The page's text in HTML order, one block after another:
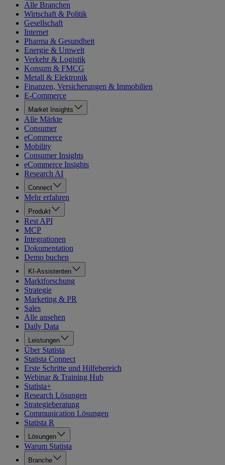
Alle Branchen
Wirtschaft & Politik
Gesellschaft
Internet
Pharma & Gesundheit
Energie & Umwelt
Verkehr & Logistik
Konsum & FMCG
Metall & Elektronik
Finanzen, Versicherungen & Immobilien
E-Commerce
Market Insights
Alle Märkte
Consumer
eCommerce
Mobility
Consumer Insights
eCommerce Insights
Research AI
Connect
Mehr erfahren
Produkt
Rest API
MCP
Integrationen
Dokumentation
Demo buchen
KI-Assistenten
Marktforschung
Strategie
Marketing & PR
Sales
Alle ansehen
Daily Data
Leistungen
Über Statista
Statista Connect
Erste Schritte und Hilfebereich
Webinar & Training Hub
Statista+
Research Lösungen
Strategieberatung
Communication Lösungen
Statista R
Lösungen
Warum Statista
Branche